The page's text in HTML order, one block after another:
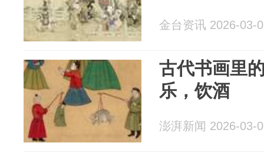
金台资讯 2026-03-
古代书画里
乐，饮酒
澎湃新闻 2026-03-